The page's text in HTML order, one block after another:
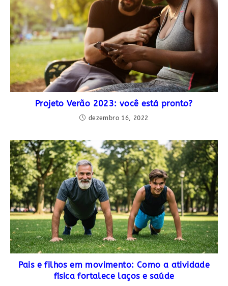
Projeto Verão 2023: você está pronto?
dezembro 16, 2022
Pais e filhos em movimento: Como a atividade
física fortalece laços e saúde